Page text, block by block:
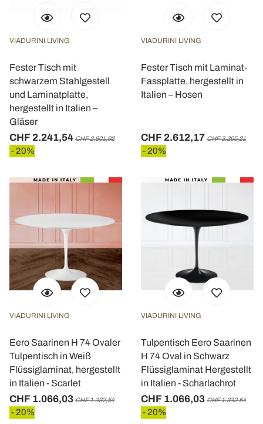
VIADURINI LIVING
Fester Tisch mit
schwarzem Stahlgestell
und Laminatplatte,
hergestellt in Italien –
Gläser
CHF 2.241,54 CHF 2.801,92
- 20%
VIADURINI LIVING
Fester Tisch mit Laminat-
Fassplatte, hergestellt in
Italien – Hosen
CHF 2.612,17 CHF 3.265,21
- 20%
VIADURINI LIVING
Eero Saarinen H 74 Ovaler
Tulpentisch in Weiß
Flüssiglaminat, hergestellt
in Italien - Scarlet
CHF 1.066,03 CHF 1.332,54
- 20%
VIADURINI LIVING
Tulpentisch Eero Saarinen
H 74 Oval in Schwarz
Flüssiglaminat Hergestellt
in Italien - Scharlachrot
CHF 1.066,03 CHF 1.332,54
- 20%